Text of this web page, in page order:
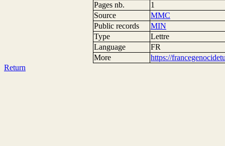
Pages nb.
1
Source
MMC
Public records
MIN
Type
Lettre
Language
FR
More
https://
Return